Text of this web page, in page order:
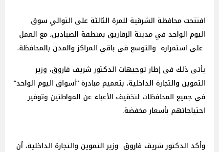
افتتحت محافظة الشرقية للمرة الثالثة على التوالي سوق
اليوم الواحد في مدينة الزقازيق بمنطقة الصيادين، مع العمل
على استمراره والتوسع في باقي المراكز والمدن بالمحافظة.
يأتى ذلك فى إطار توجيهات الدكتور شريف فاروق، وزير
التموين والتجارة الداخلية، بتعميم مبادرة “أسواق اليوم الواحد”
في جميع المحافظات لتخفيف الأعباء عن المواطنين وتوفير
احتياجاتهم بأسعار مخفضة.
وأكد الدكتور شريف فاروق وزير التموين والتجارة الداخلية، أن